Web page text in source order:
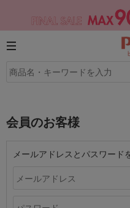
会員のお客様
メールアドレスとパスワード